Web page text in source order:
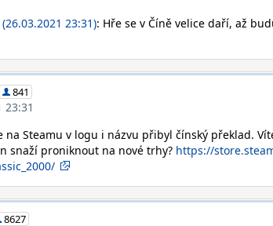
23:31): Hře se v Číně velice daří, až
841
23:31
na Steamu v logu i názvu přibyl čínský překlad.
snaží proniknout na nové trhy? https://
8627